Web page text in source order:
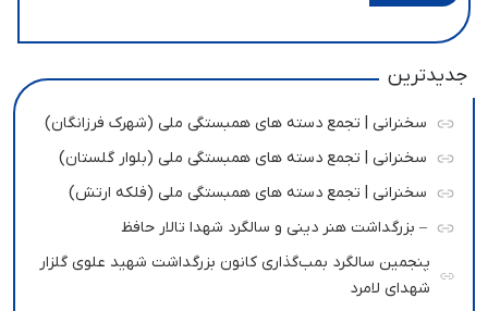
جدیدترین
سخنرانی | تجمع دسته های همبستگی ملی (شهرک فرزانگان)
سخنرانی | تجمع دسته های همبستگی ملی (بلوار گلستان)
سخنرانی | تجمع دسته های همبستگی ملی (فلکه ارتش)
– بزرگداشت هنر دینی و سالگرد شهدا تالار حافظ
پنجمین سالگرد بمب‌گذاری کانون بزرگداشت شهید علوی گلزار
شهدای لامرد